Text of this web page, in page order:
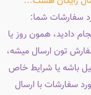
سفارشات شما:
دادید، همون روز یا
تون ارسال میشه،
باشه یا شرایط خاص
سفارشات با ارسال